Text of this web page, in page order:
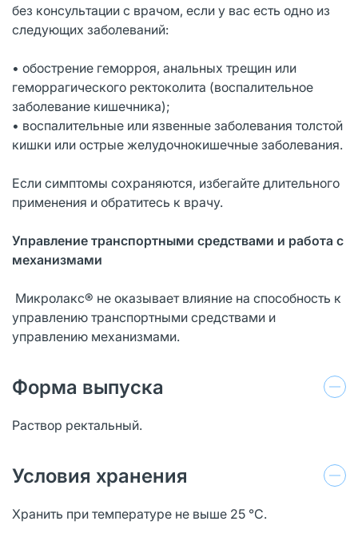
без консультации с врачом, если у вас есть одно из
следующих заболеваний:
• обострение геморроя, анальных трещин или
геморрагического ректоколита (воспалительное
заболевание кишечника);
• воспалительные или язвенные заболевания толстой
кишки или острые желудочнокишечные заболевания.
Если симптомы сохраняются, избегайте длительного
применения и обратитесь к врачу.
Управление транспортными средствами и работа с
механизмами
Микролакс® не оказывает влияние на способность к
управлению транспортными средствами и
управлению механизмами.
Форма выпуска
Раствор ректальный.
Условия хранения
Хранить при температуре не выше 25 °C.